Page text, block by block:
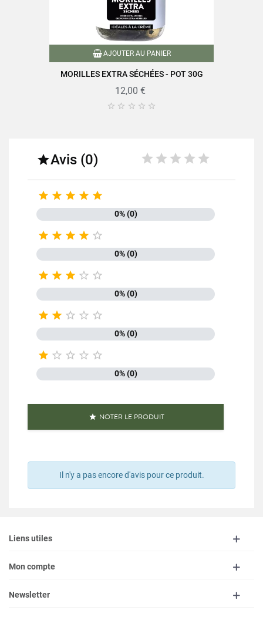
AJOUTER AU PANIER
MORILLES EXTRA SÉCHÉES - POT 30G
12,00 €
    
Avis (0)
    
0% (0)
    
0% (0)
    
0% (0)
    
0% (0)
    
0% (0)
 NOTER LE PRODUIT
Il n'y a pas encore d'avis pour ce produit.
Liens utiles
Mon compte
Newsletter